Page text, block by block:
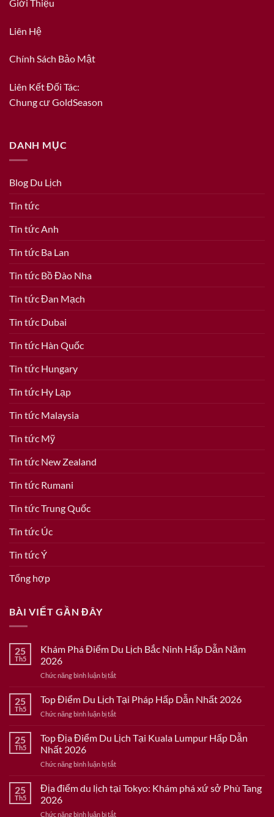
Giới Thiệu
Liên Hệ
Chính Sách Bảo Mật
Liên Kết Đối Tác:
Chung cư GoldSeason
DANH MỤC
Blog Du Lịch
Tin tức
Tin tức Anh
Tin tức Ba Lan
Tin tức Bồ Đào Nha
Tin tức Đan Mạch
Tin tức Dubai
Tin tức Hàn Quốc
Tin tức Hungary
Tin tức Hy Lạp
Tin tức Malaysia
Tin tức Mỹ
Tin tức New Zealand
Tin tức Rumani
Tin tức Trung Quốc
Tin tức Úc
Tin tức Ý
Tổng hợp
BÀI VIẾT GẦN ĐÂY
25
Th5
Khám Phá Điểm Du Lịch Bắc Ninh Hấp Dẫn Năm
2026
Chức năng bình luận bị tắtở
Phá
Điểm
Du
Bắc
Dẫn
2026
25
Th5
Top Điểm Du Lịch Tại Pháp Hấp Dẫn Nhất 2026
Chức năng bình luận bị tắtở
Điểm
Du
Tại
Hấp
25
Th5
Top Địa Điểm Du Lịch Tại Kuala Lumpur Hấp Dẫn
Nhất 2026
Chức năng bình luận bị tắtở
Địa
Điểm
25
Th5
Địa điểm du lịch tại Tokyo: Khám phá xứ sở Phù Tang
2026
Chức năng bình luận bị tắtở